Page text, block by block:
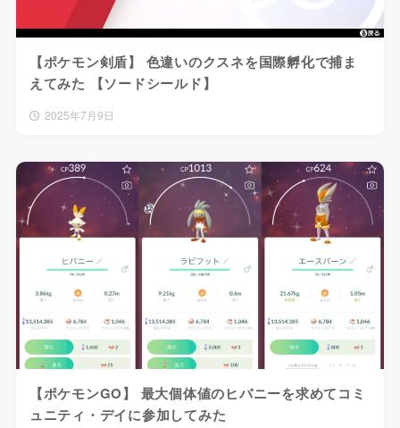
【ポケモン剣盾】 色違いのクスネを国際孵化で捕ま
えてみた 【ソードシールド】
2025年7月9日
【ポケモンGO】 最大個体値のヒバニーを求めてコミ
ュニティ・デイに参加してみた